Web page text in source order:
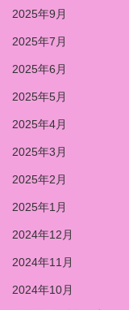
2025年9月
2025年7月
2025年6月
2025年5月
2025年4月
2025年3月
2025年2月
2025年1月
2024年12月
2024年11月
2024年10月